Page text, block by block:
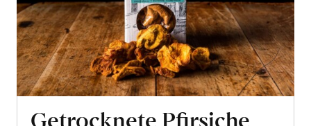
Getrocknete Pfirsiche